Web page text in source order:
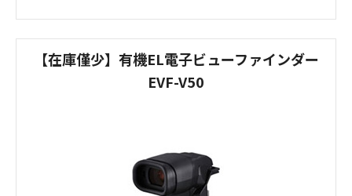
【在庫僅少】有機EL電子ビューファインダー
EVF-V50